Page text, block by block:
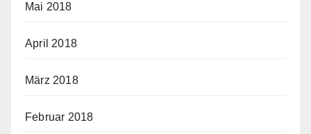
Mai 2018
April 2018
März 2018
Februar 2018